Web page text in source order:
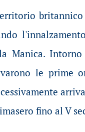
britannico
Manica.
le prime
fino al V